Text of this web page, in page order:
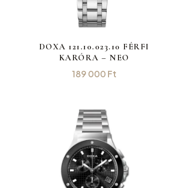
DOXA 121.10.023.10 FÉRFI
KARÓRA – NEO
189 000 Ft